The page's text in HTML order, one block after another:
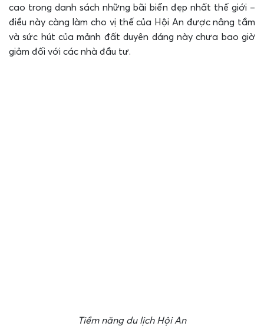
cao trong danh sách những bãi biển đẹp nhất thế giới –
điều này càng làm cho vị thế của Hội An được nâng tầm
và sức hút của mảnh đất duyên dáng này chưa bao giờ
giảm đối với các nhà đầu tư.
Tiềm năng du lịch Hội An